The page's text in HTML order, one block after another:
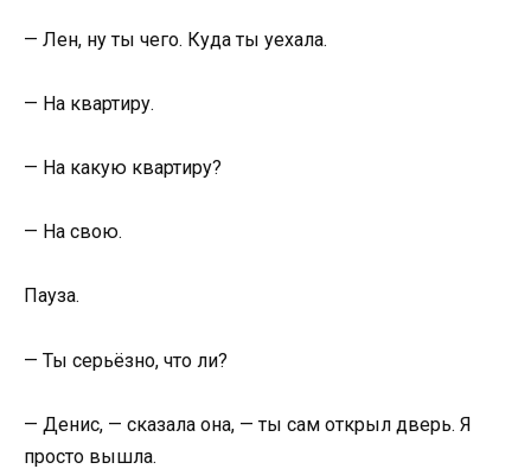
— Лен, ну ты чего. Куда ты уехала.
— На квартиру.
— На какую квартиру?
— На свою.
Пауза.
— Ты серьёзно, что ли?
— Денис, — сказала она, — ты сам открыл дверь. Я
просто вышла.